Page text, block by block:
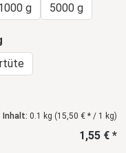
g 5000 g
Inhalt: 0.1 kg (15,50 € * / 1 kg)
1,55 € *